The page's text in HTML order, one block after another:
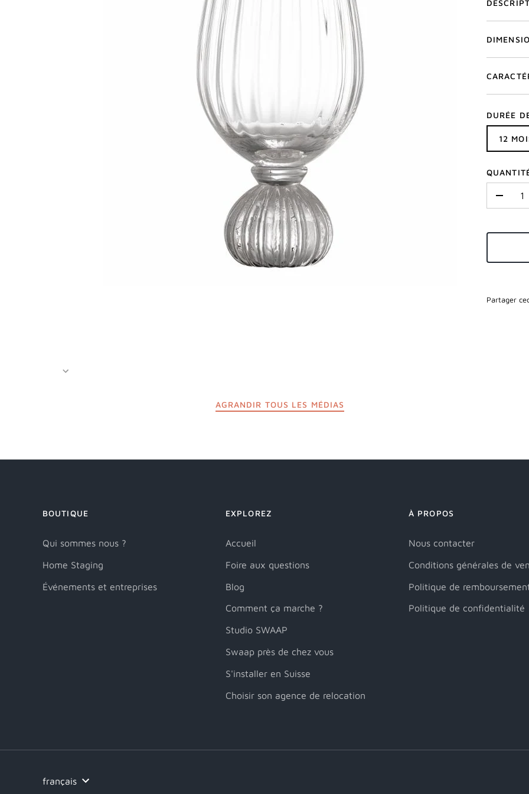
AGRANDIR TOUS LES MÉDIAS
DURÉE
12
Partager
BOUTIQUE
Qui sommes nous ?
Home Staging
Événements et entreprises
EXPLOREZ
Accueil
Foire aux questions
Blog
Comment ça marche ?
Studio SWAAP
Swaap près de chez vous
S'installer en Suisse
Choisir son agence de relocation
À PROPOS
Nous contacter
Conditions générales de
Politique de
Politique de confidentialité
Langue
français